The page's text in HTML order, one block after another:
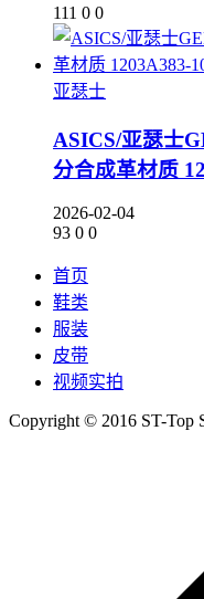
111 0 0
亚瑟士
ASICS/亚瑟士
分合成革材质
2026-02-04
93 0 0
首页
鞋类
服装
皮带
视频实拍
Copyright © 2016 ST-Top